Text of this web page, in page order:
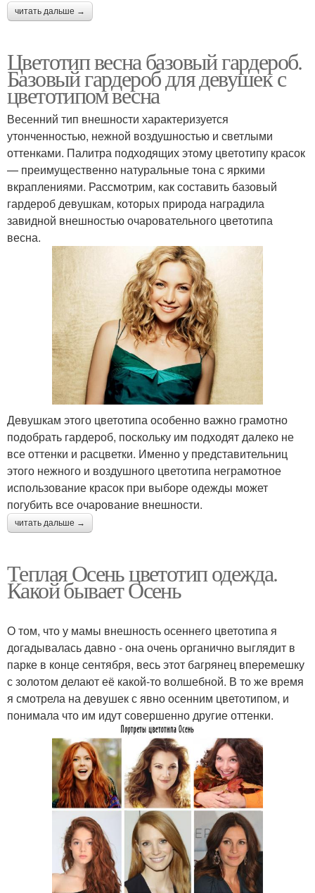
читать дальше →
Цветотип весна базовый гардероб.
Базовый гардероб для девушек с
цветотипом весна
Весенний тип внешности характеризуется
утонченностью, нежной воздушностью и светлыми
оттенками. Палитра подходящих этому цветотипу красок
— преимущественно натуральные тона с яркими
вкраплениями. Рассмотрим, как составить базовый
гардероб девушкам, которых природа наградила
завидной внешностью очаровательного цветотипа
весна.
Девушкам этого цветотипа особенно важно грамотно
подобрать гардероб, поскольку им подходят далеко не
все оттенки и расцветки. Именно у представительниц
этого нежного и воздушного цветотипа неграмотное
использование красок при выборе одежды может
погубить все очарование внешности.
читать дальше →
Теплая Осень цветотип одежда.
Какой бывает Осень
О том, что у мамы внешность осеннего цветотипа я
догадывалась давно - она очень органично выглядит в
парке в конце сентября, весь этот багрянец вперемешку
с золотом делают её какой-то волшебной. В то же время
я смотрела на девушек с явно осенним цветотипом, и
понимала что им идут совершенно другие оттенки.